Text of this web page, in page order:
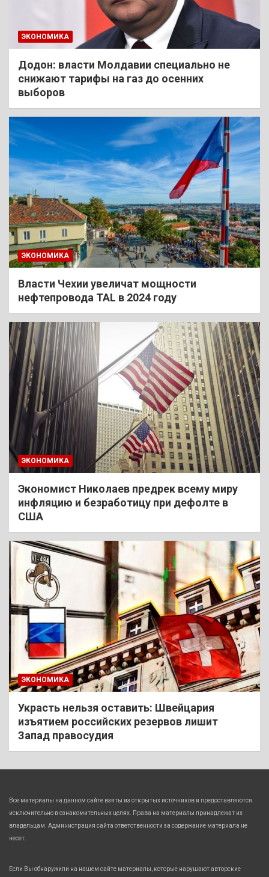
ЭКОНОМИКА
Додон: власти Молдавии специально не
снижают тарифы на газ до осенних
выборов
ЭКОНОМИКА
Власти Чехии увеличат мощности
нефтепровода TAL в 2024 году
ЭКОНОМИКА
Экономист Николаев предрек всему миру
инфляцию и безработицу при дефолте в
США
ЭКОНОМИКА
Украсть нельзя оставить: Швейцария
изъятием российских резервов лишит
Запад правосудия
Все материалы на данном сайте взяты из открытых источников и предоставляются
исключительно в ознакомительных целях. Права на материалы принадлежат их
владельцам. Администрация сайта ответственности за содержание материала не
несет.
Если Вы обнаружили на нашем сайте материалы, которые нарушают авторские